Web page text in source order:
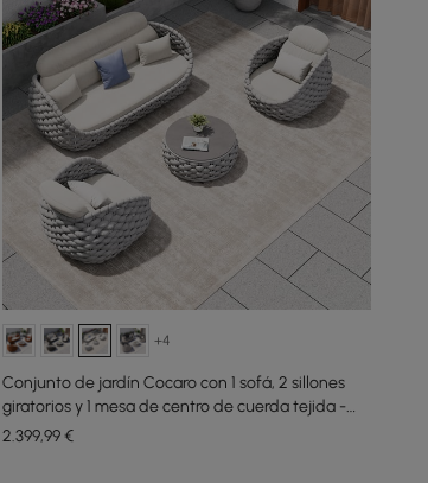
+4
Conjunto de jardín Cocaro con 1 sofá, 2 sillones
giratorios y 1 mesa de centro de cuerda tejida -
gris y blanco
2.399,99€